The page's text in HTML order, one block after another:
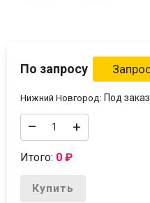
По запросу
Нижний Новгород: Под заказ
– +
Итого: 0₽
Купить